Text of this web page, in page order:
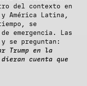
del contexto en
y América Latina,
se
emergencia. Las
y se preguntan:
Trump en la
cuenta que